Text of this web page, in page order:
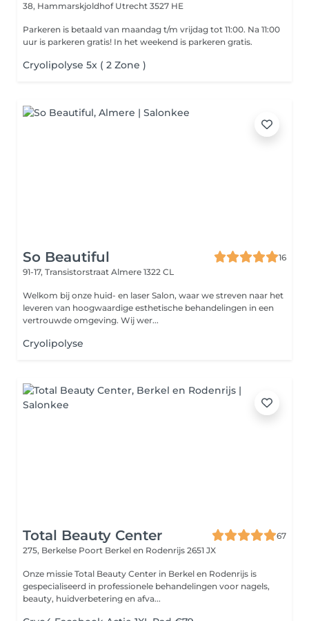
38, Hammarskjoldhof Utrecht 3527 HE
Parkeren is betaald van maandag t/m vrijdag tot 11:00. Na 11:00
uur is parkeren gratis! In het weekend is parkeren gratis.
Cryolipolyse 5x ( 2 Zone )
So Beautiful
16
91-17, Transistorstraat Almere 1322 CL
Welkom bij onze huid- en laser Salon, waar we streven naar het
leveren van hoogwaardige esthetische behandelingen in een
vertrouwde omgeving. Wij wer...
Cryolipolyse
Total Beauty Center
67
275, Berkelse Poort Berkel en Rodenrijs 2651 JX
Onze missie Total Beauty Center in Berkel en Rodenrijs is
gespecialiseerd in professionele behandelingen voor nagels,
beauty, huidverbetering en afva...